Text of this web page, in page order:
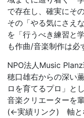
で存在し、確実にそ
その「やる気にさえ
を「行うべき練習と
も作曲/音楽制作は必
NPO法人Music
穂口雄右からの深い
ロを育てるプロ」と
音楽クリエーターを
(←実績リンク) 軸と